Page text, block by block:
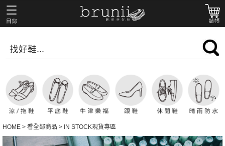
HOME > 看全部商品 > IN STOCK現貨專區